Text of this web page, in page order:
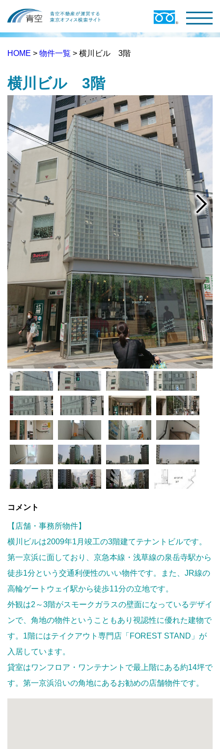
HOME > 物件一覧 > 横川ビル 3階
横川ビル 3階
コメント
【店舗・事務所物件】
横川ビルは2009年1月竣工の3階建てテナントビルです。
第一京浜に面しており、京急本線・浅草線の泉岳寺駅から
徒歩1分という交通利便性のいい物件です。また、JR線の
高輪ゲートウェイ駅から徒歩11分の立地です。
外観は2～3階がスモークガラスの壁面になっているデザイ
ンで、角地の物件ということもあり視認性に優れた建物で
す。1階にはテイクアウト専門店「FOREST STAND」が
入居しています。
貸室はワンフロア・ワンテナントで最上階にある約14坪で
す。第一京浜沿いの角地にあるお勧めの店舗物件です。